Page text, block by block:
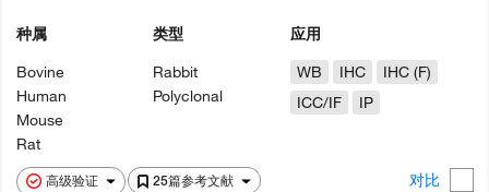
高级验证 25篇参考文献 对比
种属
Bovine
Human
Mouse
Rat
类型
Rabbit
Polyclonal
应用
WB
IHC
IHC (F)
ICC/IF
IP